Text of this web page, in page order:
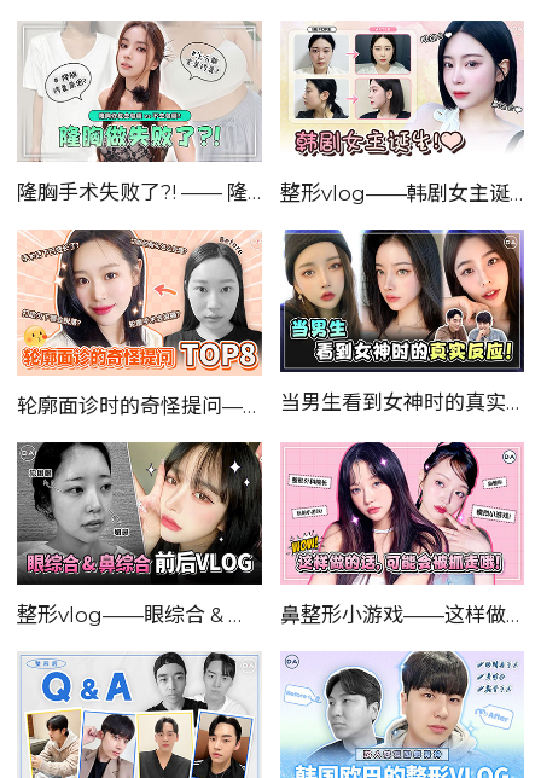
隆胸手术失败了?! —— 隆胸手术 整形vlog——韩剧女主诞生！！
轮廓面诊时的奇怪提问——Top8！！ 当男生看到女神时的真实反应！！
整形vlog——眼综合 & 鼻综合 DA小姐姐 前后对比VLOG！！ 鼻整形小游戏——这样做的话，可能被抓走哦！！！